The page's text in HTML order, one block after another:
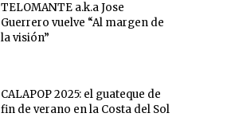
TELOMANTE a.k.a Jose
Guerrero vuelve “Al margen de
la visión”
CALAPOP 2025: el guateque de
fin de verano en la Costa del Sol